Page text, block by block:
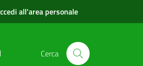
all'area personale
Cerca